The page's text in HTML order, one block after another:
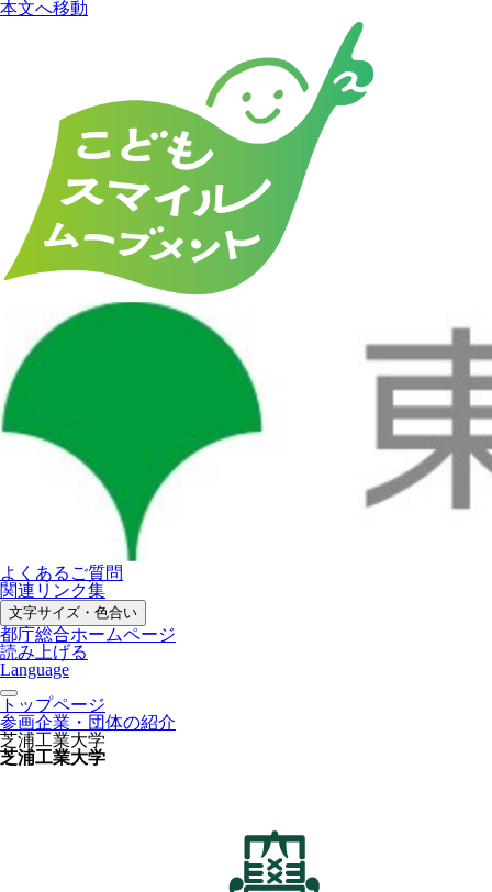
本文へ移動
よくあるご質問
関連リンク集
文字サイズ・色合い
都庁総合ホームページ
読み上げる
Language
トップページ
参画企業・団体の紹介
芝浦工業大学
芝浦工業大学